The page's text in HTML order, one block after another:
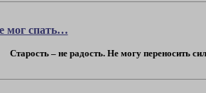
мог спать…
Старость – не радость. Не могу переносить